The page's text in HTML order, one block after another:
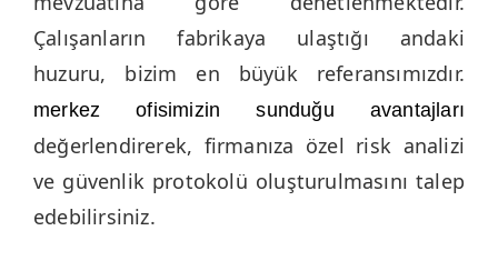
Çalışanların fabrikaya ulaştığı andaki
huzuru, bizim en büyük referansımızdır.
merkez ofisimizin sunduğu avantajları
değerlendirerek, firmanıza özel risk analizi
ve güvenlik protokolü oluşturulmasını talep
edebilirsiniz.